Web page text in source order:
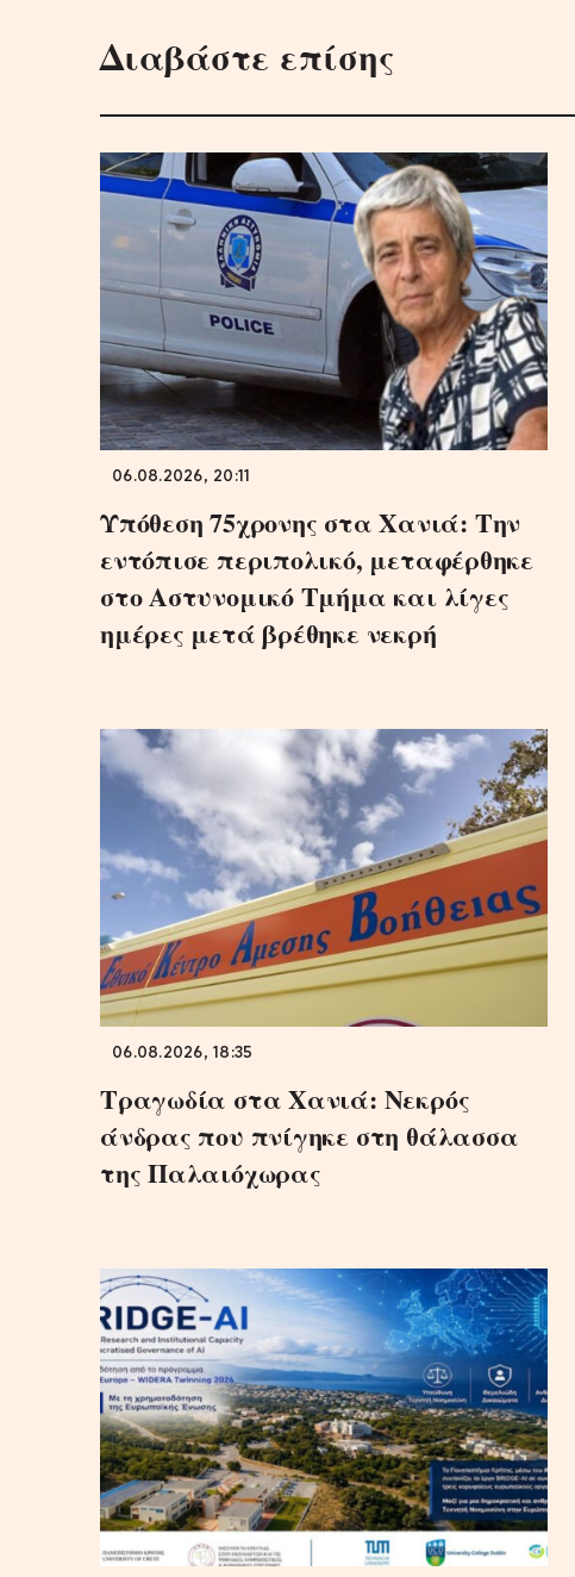
Διαβάστε επίσης
06.08.2026, 20:11
Υπόθεση 75χρονης στα Χανιά: Την
εντόπισε περιπολικό, μεταφέρθηκε
στο Αστυνομικό Τμήμα και λίγες
ημέρες μετά βρέθηκε νεκρή
06.08.2026, 18:35
Τραγωδία στα Χανιά: Νεκρός
άνδρας που πνίγηκε στη θάλασσα
της Παλαιόχωρας